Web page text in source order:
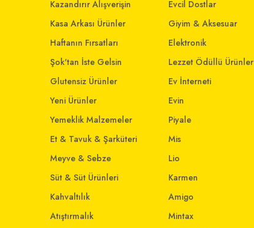
Kazandırır Alışverişin
Kasa Arkası Ürünler
Haftanın Fırsatları
Şok'tan İste Gelsin
Glutensiz Ürünler
Yeni Ürünler
Yemeklik Malzemeler
Et & Tavuk & Şarküteri
Meyve & Sebze
Süt & Süt Ürünleri
Kahvaltılık
Atıştırmalık
Evcil Dostlar
Giyim & Aksesuar
Elektronik
Lezzet Ödüllü Ürünler
Ev İnterneti
Evin
Piyale
Mis
Lio
Karmen
Amigo
Mintax